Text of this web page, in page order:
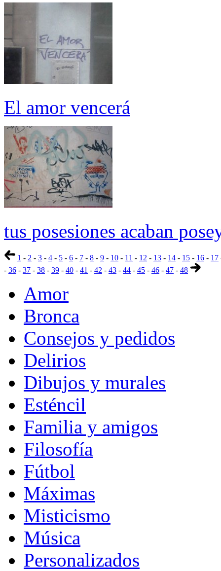
El amor vencerá
tus posesiones acaban
1 - 2 - 3 - 4 - 5 - 6 - 7 - 8 - 9 - 10 - 11 - 12 - 13 - 14 - 15 - 16 - 17
- 36 - 37 - 38 - 39 - 40 - 41 - 42 - 43 - 44 - 45 - 46 - 47 - 48
Amor
Bronca
Consejos y pedidos
Delirios
Dibujos y murales
Esténcil
Familia y amigos
Filosofía
Fútbol
Máximas
Misticismo
Música
Personalizados